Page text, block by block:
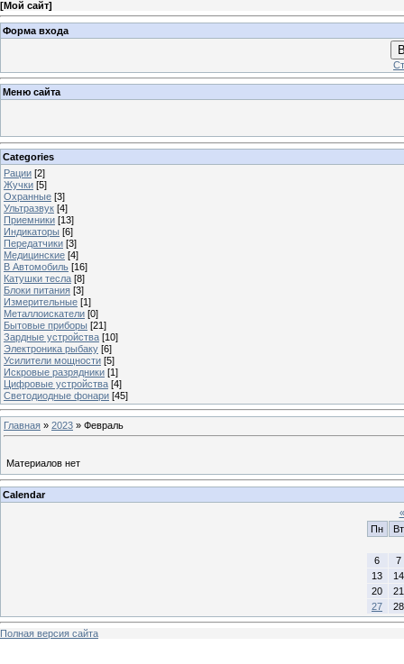
[Мой сайт]
Форма входа
Меню сайта
Categories
Рации [2]
Жучки [5]
Охранные [3]
Ультразвук [4]
Приемники [13]
Индикаторы [6]
Передатчики [3]
Медицинские [4]
В Автомобиль [16]
Катушки тесла [8]
Блоки питания [3]
Измерительные [1]
Металлоискатели [0]
Бытовые приборы [21]
Зардные устройства [10]
Электроника рыбаку [6]
Усилители мощности [5]
Искровые разрядники [1]
Цифровые устройства [4]
Светодиодные фонари [45]
Главная » 2023 » Февраль
Материалов нет
Calendar
«
Пн
Вт
6
7
13
14
20
21
27
28
Полная версия сайта